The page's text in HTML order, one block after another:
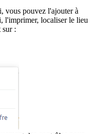
vous pouvez l'ajouter à
l'imprimer, localiser le lieu
sur :